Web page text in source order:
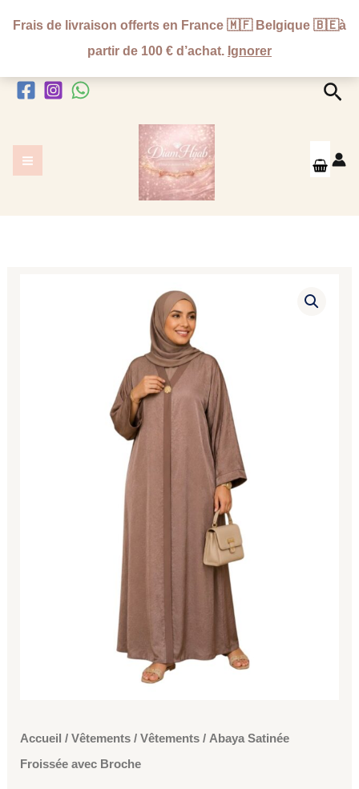
Frais de livraison offerts en France 🇲🇫 Belgique 🇧🇪à
partir de 100 € d’achat. Ignorer
Accueil / Vêtements/ Vêtements/ Abaya Satinée
Froissée avec Broche